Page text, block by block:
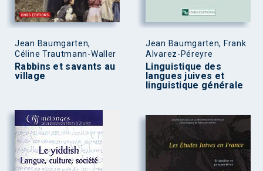
Jean Baumgarten,
Céline Trautmann-Waller
Rabbins et savants au
village
Jean Baumgarten, Frank
Alvarez-Péreyre
Linguistique des
langues juives et
linguistique générale